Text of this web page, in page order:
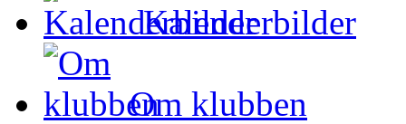
Kalenderbilder
Om klubben